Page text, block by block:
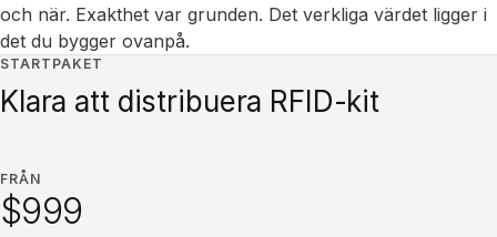
och när. Exakthet var grunden. Det verkliga värdet ligger i
det du bygger ovanpå.
STARTPAKET
Klara att distribuera RFID-kit
FRÅN
$999